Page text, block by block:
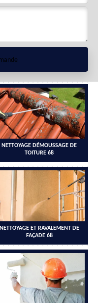
NETTOYAGE DÉMOUSSAGE DE
TOITURE 68
NETTOYAGE ET RAVALEMENT DE
FAÇADE 68